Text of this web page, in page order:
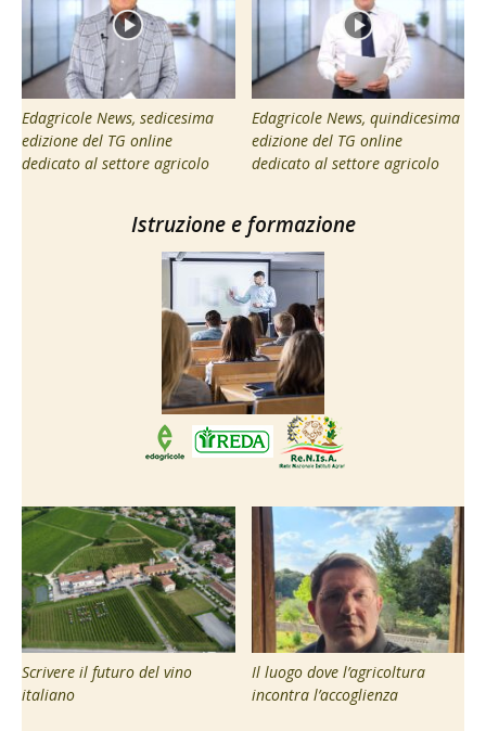
Edagricole News, sedicesima
edizione del TG online
dedicato al settore agricolo
Edagricole News, quindicesima
edizione del TG online
dedicato al settore agricolo
Istruzione e formazione
Scrivere il futuro del vino
italiano
Il luogo dove l’agricoltura
incontra l’accoglienza